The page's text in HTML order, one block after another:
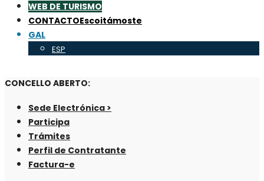
WEB DE TURISMO
CONTACTOEscoitámoste
GAL
ESP
CONCELLO ABERTO:
Sede Electrónica >
Participa
Trámites
Perfil de Contratante
Factura-e